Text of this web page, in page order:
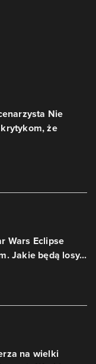
Nie
że
Wars Eclipse
Jakie będą losy...
na wielki